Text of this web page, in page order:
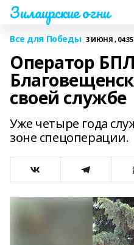
Зилаирские огни
Все для Победы 3 ИЮНЯ , 04:35
Оператор
своей службе
Уже четыре года
зоне спецоперации.